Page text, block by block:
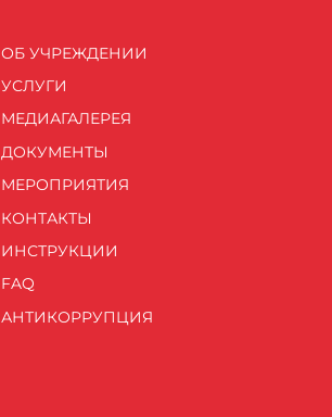
ОБ УЧРЕЖДЕНИИ
УСЛУГИ
МЕДИАГАЛЕРЕЯ
ДОКУМЕНТЫ
МЕРОПРИЯТИЯ
КОНТАКТЫ
ИНСТРУКЦИИ
FAQ
АНТИКОРРУПЦИЯ